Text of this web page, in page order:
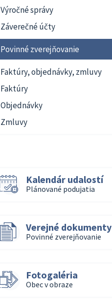
Výročné správy
Záverečné účty
Povinné zverejňovanie
Faktúry, objednávky, zmluvy
Faktúry
Objednávky
Zmluvy
Kalendár udalostí
Plánované podujatia
Verejné dokumenty
Povinné zverejňovanie
Fotogaléria
Obec v obraze